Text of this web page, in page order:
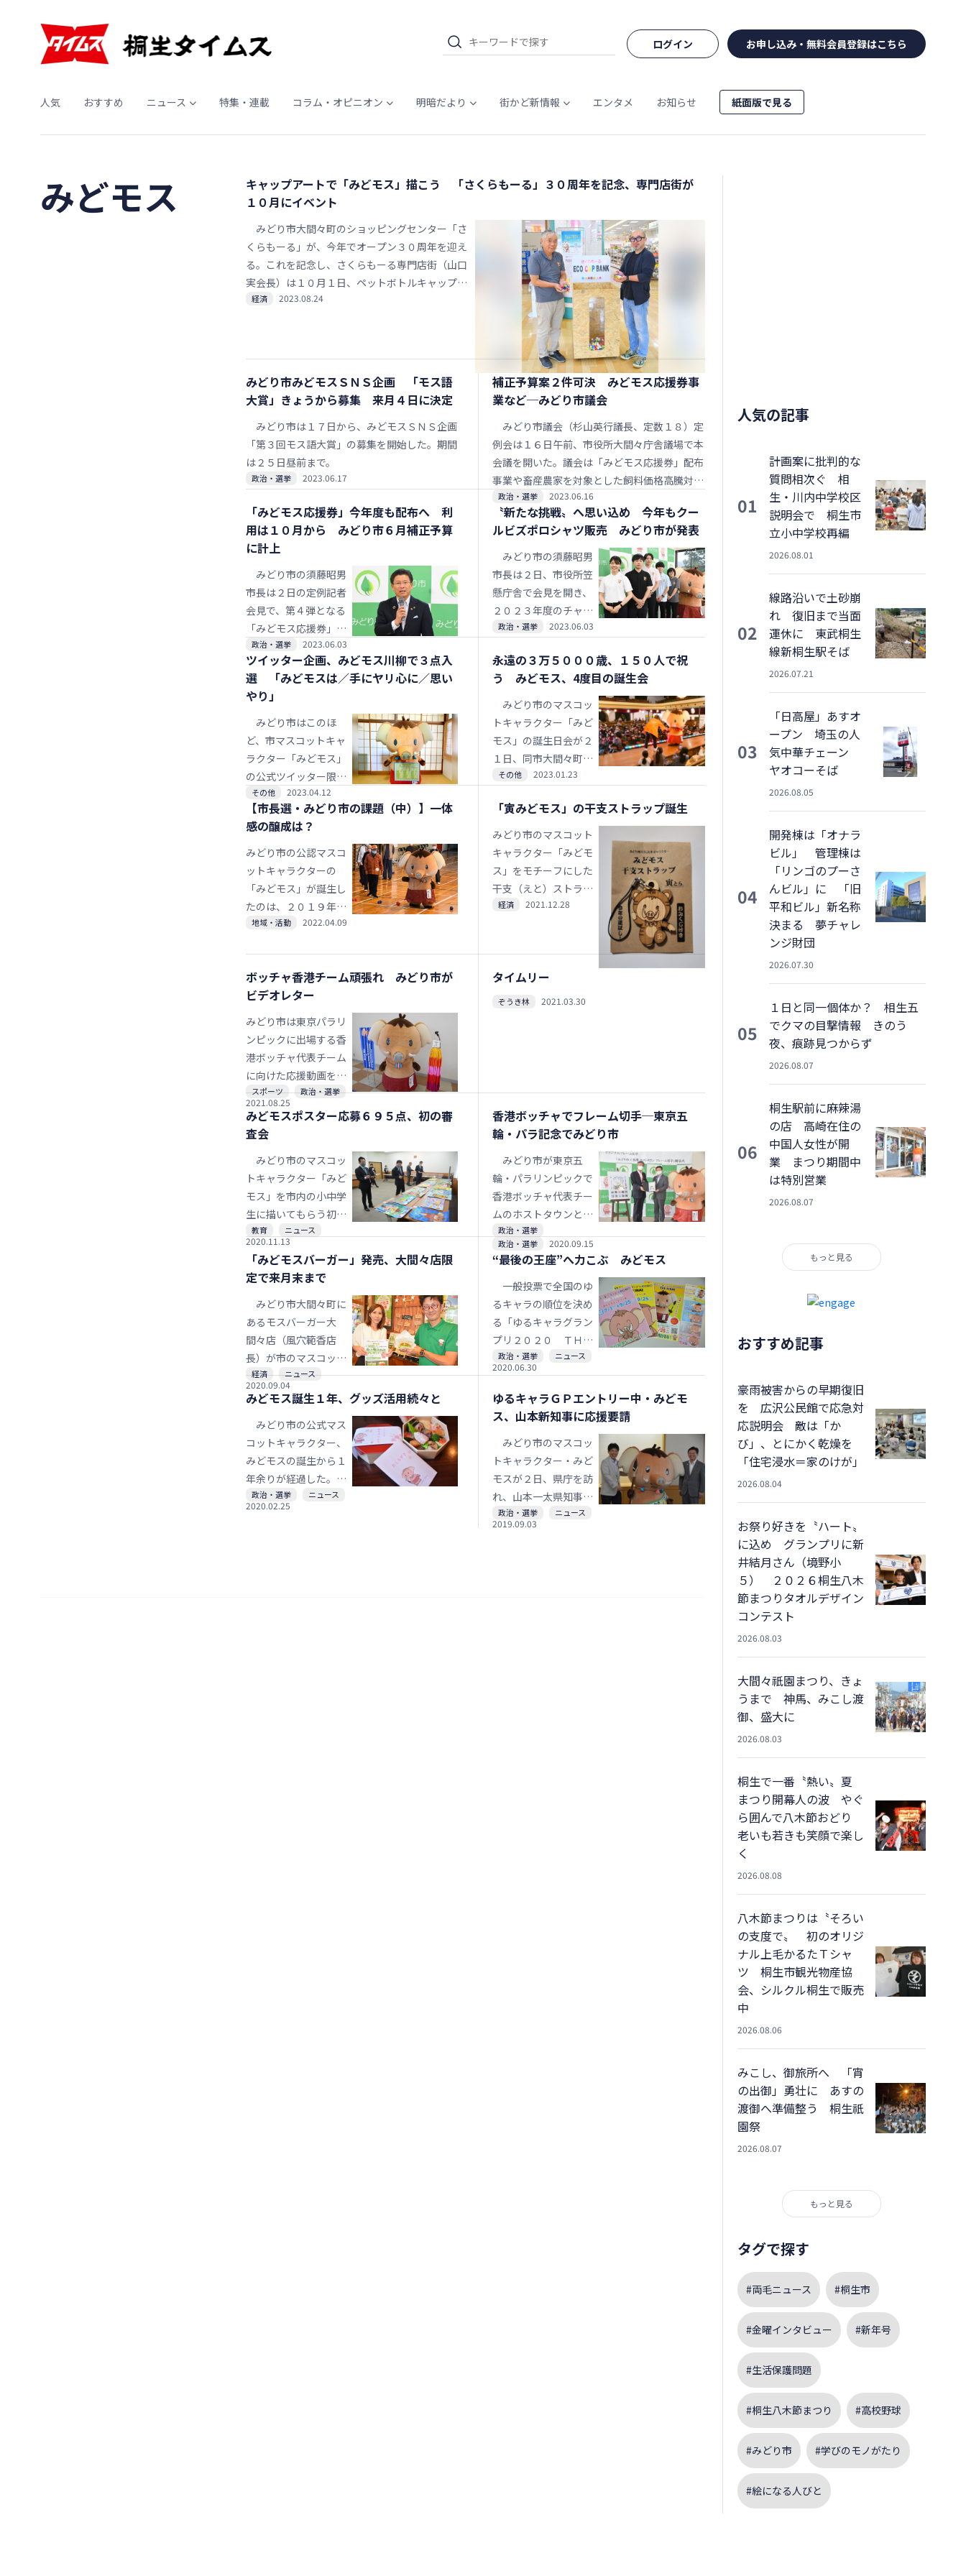
ログイン お申し込み・無料会員登録はこちら
人気 おすすめ ニュース 特集・連載 コラム・オピニオン 明暗だより 街かど新情報 エンタメ お知らせ 紙面版で見る
みどモス
キャップアートで「みどモス」描こう 「さくらもーる」３０周年を記念、専門店街が
１０月にイベント
みどり市大間々町のショッピングセンター「さ
くらもーる」が、今年でオープン３０周年を迎え
る。これを記念し、さくらもーる専門店街（山口
実会長）は１０月１日、ペットボトルキャップ１
万５０００個を使って、同市マスコットキャラク
経済 2023.08.24
みどり市みどモスＳＮＳ企画 「モス語
大賞」きょうから募集 来月４日に決定
みどり市は１７日から、みどモスＳＮＳ企画
「第３回モス語大賞」の募集を開始した。期間
は２５日昼前まで。
政治・選挙 2023.06.17
補正予算案２件可決 みどモス応援券事
業など─みどり市議会
みどり市議会（杉山英行議長、定数１８）定
例会は１６日午前、市役所大間々庁舎議場で本
会議を開いた。議会は「みどモス応援券」配布
事業や畜産農家を対象とした飼料価格高騰対策
事業、低所得世帯への電気・ガス・食料品等価
格高騰重点支援給付金支給事業などを盛り込ん
だ２０２３年度一般会計補正予算案（２号）を
全会一致、同みどり市国民健康保険（事業勘
定）特別会計補正予算案（１号）について賛成
多数で可決したほか、みどり市監査委員の選任
など人事案２件について同意した。
政治・選挙 2023.06.16
「みどモス応援券」今年度も配布へ 利
用は１０月から みどり市６月補正予算
に計上
みどり市の須藤昭男
市長は２日の定例記者
会見で、第４弾となる
「みどモス応援券」の
配布に向け、市議会６
月定例会に提出する一
般会計補正予算案に、
同事業費２億７４７４
万９千円を盛り込むこ
とを発表した。配布は
９月上旬で、利用期間
は１０月から１２月末
までを予定。
政治・選挙 2023.06.03
〝新たな挑戦〟へ思い込め 今年もクー
ルビズポロシャツ販売 みどり市が発表
みどり市の須藤昭男
市長は２日、市役所笠
懸庁舎で会見を開き、
２０２３年度のチャリ
ティークールビズポロ
表した。売り上げの一
部はチャリティー募金
として、同市のウクラ
イナ避難者への支援金
として活用される。
政治・選挙 2023.06.03
ツイッター企画、みどモス川柳で３点入
選 「みどモスは／手にヤリ心に／思い
やり」
みどり市はこのほ
ど、市マスコットキャ
ラクター「みどモス」
の公式ツイッター限定
企画として、みどり市
やみどモスに関する
「みどモス川柳」を募
集し、入選３点を発表
した。
その他 2023.04.12
永遠の３万５０００歳、１５０人で祝
う みどモス、4度目の誕生会
みどり市のマスコッ
トキャラクター「みど
モス」の誕生日会が２
１日、同市大間々町の
ながめ余興場で開かれ
で実施され、市内外か
ら１５０人のファンが
来場。みどモスのテー
マに合わせて一緒に踊
るなど、生誕４周年、
そして永遠の〝３万５
ーに挑戦したり、花道
のランウエーを歩いた
ファンとの特別な時間
その他 2023.01.23
【市長選・みどり市の課題（中）】一体
感の醸成は？
みどり市の公認マスコ
ットキャラクターの
「みどモス」が誕生し
たのは、２０１９年１
月２７日。デザインの
桐生大学短期大学部ア
ート・デザイン学科の
学生たち。イメージや
キャラクターのアイデ
アを議論し、形作られ
た六つのデザイン案か
ら、市内の児童生徒約
４１００人による総選
挙で「みどモス」が選
ばれた。
地域・活動 2022.04.09
「寅みどモス」の干支ストラップ誕生
みどり市のマスコット
キャラクター「みどモ
ス」をモチーフにした
干支（えと）ストラッ
プが誕生した。みどり
に登場しＰＲした。年
明けには同市への出生
経済 2021.12.28
ボッチャ香港チーム頑張れ みどり市が
ビデオレター
みどり市は東京パラリ
ンピックに出場する香
港ボッチャ代表チーム
に向けた応援動画を、
開会式が行われるきょ
う２４日にも配信する
方向で準備を進めてい
が出演し「香港チーム
頑張れ」など応援メッ
セージを送るビデオレ
ターとなっている。今
後ＹｏｕＴｕｂｅ（ユ
ーチューブ）の「みど
り市ホストタウンチャ
予定している。
スポーツ 政治・選挙
2021.08.25
タイムリー
ぞうき林 2021.03.30
みどモスポスター応募６９５点、初の審
査会
みどり市のマスコッ
トキャラクター「みど
モス」を市内の小中学
生に描いてもらう初の
「みどモスポスターコ
ンクール」の審査会が
１１日と１２日、市役
所笠懸庁舎で開かれ、
寄せられた６９５点か
らえりすぐられた最優
秀賞など各賞が決まっ
た。２０日の定例記者
会見で発表する。
教育 ニュース
2020.11.13
香港ボッチャでフレーム切手─東京五
輪・パラ記念でみどり市
みどり市が東京五
輪・パラリンピックで
香港ボッチャ代表チー
ムのホストタウンとな
ったのを記念したオリ
ジナルフレーム切手が
３０日、市内郵便局な
どで発売される。切手
は１シート１０枚つづ
りで、台紙には星野富
弘さんの詩画作品が描
かれている。販売に先
立ち１５日午前、市役
所笠懸庁舎で贈呈式が
催された。
政治・選挙
政治・選挙
2020.09.15
「みどモスバーガー」発売、大間々店限
定で来月末まで
みどり市大間々町に
あるモスバーガー大
間々店（風穴範香店
長）が市のマスコット
キャラクター「みどモ
ス」の名を冠した「み
売を始めた。市の観光
大使を務めるお笑いコ
ンビ「アンカンミンカ
ン」の富所哲平さん
（３７）の発案をきっ
経済 ニュース
2020.09.04
“最後の王座”へ力こぶ みどモス
一般投票で全国のゆ
るキャラの順位を決め
る「ゆるキャラグラン
プリ２０２０ ＴＨ
Ｅ ＦＩＮＡＬ」（実
行委員会主催）が７月
１日からスタートす
る。公式サイトを通じ
月２５日まで毎日受け
付ける。みどり市の公
式マスコットキャラク
ター「みどモス」も１
位の栄冠を目指し、昨
政治・選挙 ニュース
2020.06.30
みどモス誕生１年、グッズ活用続々と
みどり市の公式マス
コットキャラクター、
みどモスの誕生から１
年余りが経過した。認
知度も徐々に高まる
中、市内事業所を中心
政治・選挙 ニュース
2020.02.25
ゆるキャラＧＰエントリー中・みどモ
ス、山本新知事に応援要請
みどり市のマスコッ
トキャラクター・みど
モスが２日、県庁を訪
れ、山本一太県知事を
表敬訪問した。エント
リー中の「ゆるキャラ
政治・選挙 ニュース
2019.09.03
人気の記事
01
計画案に批判的な
質問相次ぐ 相
生・川内中学校区
説明会で 桐生市
立小中学校再編
2026.08.01
02
線路沿いで土砂崩
れ 復旧まで当面
運休に 東武桐生
線新桐生駅そば
2026.07.21
03
「日高屋」あすオ
ープン 埼玉の人
気中華チェーン
ヤオコーそば
2026.08.05
04
開発棟は「オナラ
ビル」 管理棟は
「リンゴのプーさ
んビル」に 「旧
平和ビル」新名称
決まる 夢チャレ
ンジ財団
2026.07.30
05
１日と同一個体か？ 相生五
でクマの目撃情報 きのう
夜、痕跡見つからず
2026.08.07
06
桐生駅前に麻辣湯
の店 高崎在住の
中国人女性が開
業 まつり期間中
は特別営業
2026.08.07
もっと見る
おすすめ記事
豪雨被害からの早期復旧
を 広沢公民館で応急対
応説明会 敵は「か
び」、とにかく乾燥を
「住宅浸水＝家のけが」
2026.08.04
お祭り好きを〝ハート〟
に込め グランプリに新
井結月さん（境野小
５） ２０２６桐生八木
節まつりタオルデザイン
コンテスト
2026.08.03
大間々祇園まつり、きょ
うまで 神馬、みこし渡
御、盛大に
2026.08.03
桐生で一番〝熱い〟夏
まつり開幕人の波 やぐ
ら囲んで八木節おどり
老いも若きも笑顔で楽し
く
2026.08.08
八木節まつりは〝そろい
の支度で〟 初のオリジ
ナル上毛かるたＴシャ
ツ 桐生市観光物産協
会、シルクル桐生で販売
中
2026.08.06
みこし、御旅所へ 「宵
の出御」勇壮に あすの
渡御へ準備整う 桐生祇
園祭
2026.08.07
もっと見る
タグで探す
#両毛ニュース #桐生市
#金曜インタビュー #新年号
#生活保護問題
#桐生八木節まつり #高校野球
#みどり市 #学びのモノがたり
#絵になる人びと